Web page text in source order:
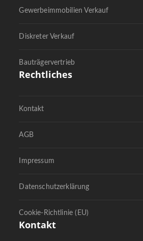
Gewerbeimmobilien Verkauf
Diskreter Verkauf
Bauträgervertrieb
Rechtliches
Kontakt
AGB
Impressum
Datenschutzerklärung
Cookie-Richtlinie (EU)
Kontakt